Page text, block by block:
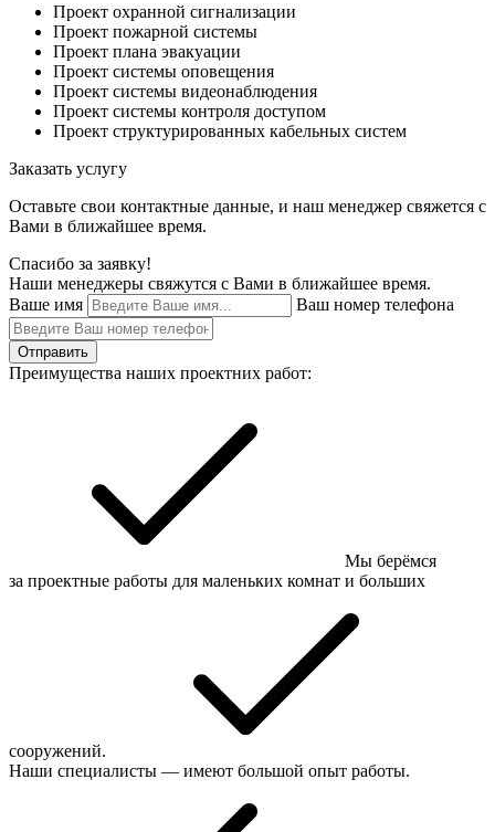
Проект охранной сигнализации
Проект пожарной системы
Проект плана эвакуации
Проект системы оповещения
Проект системы видеонаблюдения
Проект системы контроля доступом
Проект структурированных кабельных систем
Заказать услугу
Оставьте свои контактные данные, и наш менеджер свяжется с
Вами в ближайшее время.
Спасибо за заявку!
Наши менеджеры свяжутся с Вами в ближайшее время.
Ваше имя
Ваш номер телефона
Отправить
Преимущества наших проектних работ:
Мы берёмся
за проектные работы для маленьких комнат и больших
сооружений.
Наши специалисты — имеют большой опыт работы.